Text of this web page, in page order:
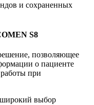
и сохраненных
S8
позволяющее
о пациенте
при
широкий выбор